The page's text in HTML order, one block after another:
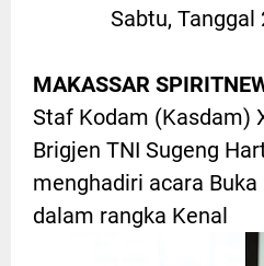
Sabtu,
MAKASSAR
Staf Kodam (Kasdam)
Brigjen TNI Sugeng
menghadiri acara
dalam rangka Kenal